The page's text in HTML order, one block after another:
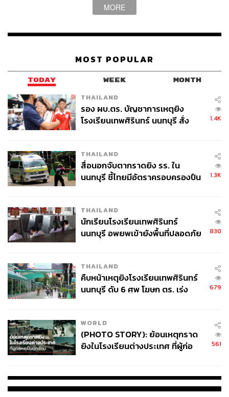
พฤติกรรมการซื้อขายจริงมากขึ้น รวมถึงเพิ่มความ
เน้นพิจารณาพฤติกรรมหลังการซื้อขาย ‘Post-Audit’ เช่น
ความถี่หรือความเร็วในการซื้อขาย สถานะสิ้นวัน มูลค่าการ
ซื้อขายรายวัน แทนหลักเกณฑ์เดิม ‘Pre Trade’ ที่ต้องขึ้น
ทะเบียนก่อนเริ่มซื้อขาย และเน้นพิจารณาผู้ลงทุนจาก
ลักษณะการใช้ Infrastructure & Location
คงมาตรการเปิดเผยชื่อลูกค้าที่ส่งคำสั่งไม่เหมาะสมแก่
บล. ทุกราย
คงมาตรการ Access Equalization
มาตรการที่ยกเลิก
ยกเลิกการจำกัดหลักทรัพย์ที่ HFT ซื้อขายได้
ลดความซ้ำซ้อนของมาตรการ เนื่องจากเปลี่ยนมากำกับดูแล
HFT บนฐานของ ‘พฤติกรรม’ และปรับปรุงหลักทรัพย์ที่ขายช
อร์ตได้ เฉพาะกลุ่มหลักทรัพย์ที่มีสภาพคล่องสูงแล้ว
ยกเลิก Minimum Resting Time (MRT)
ลดภาระเชิงระบบ เนื่องจากพบว่าธุรกรรมที่ Trigger ตาม
ธรรมเนียม High OTR และมีการนำ AI ช่วยตรวจจับ
MORE
MOST POPULAR
TODAY WEEK MONTH
THAILAND
รอง ผบ.ตร. บัญชาการเหตุยิง
โรงเรียนเทพศิรินทร์ นนทบุรี สั่ง
1.4K
THAILAND
สื่อนอกจับตากราดยิง รร. ใน
นนทบุรี ชี้ไทยมีอัตราครอบครองปืน
1.3K
THAILAND
นักเรียนโรงเรียนเทพศิรินทร์
นนทบุรี อพยพเข้ายังพื้นที่ปลอดภัย
830
THAILAND
คืบหน้าเหตุยิงโรงเรียนเทพศิรินทร์
นนทบุรี ดับ 6 ศพ โฆษก ตร. เร่ง
679
WORLD
(PHOTO STORY): ย้อนเหตุกราด
ยิงในโรงเรียนต่างประเทศ ที่ผู้ก่อ
561